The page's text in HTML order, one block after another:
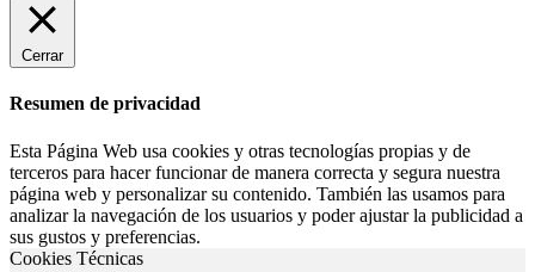
Cerrar
Resumen de privacidad
Esta Página Web usa cookies y otras tecnologías propias y de
terceros para hacer funcionar de manera correcta y segura nuestra
página web y personalizar su contenido. También las usamos para
analizar la navegación de los usuarios y poder ajustar la publicidad a
sus gustos y preferencias.
Cookies Técnicas